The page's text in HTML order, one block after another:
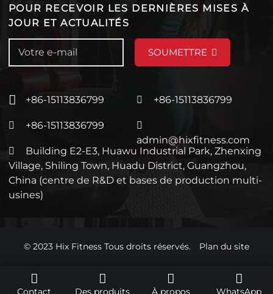
POUR RECEVOIR LES DERNIÈRES MISES À
JOUR ET ACTUALITÉS
SOUMETTRE
+86-15113836799 +86-15113836799
+86-15113836799
admin@hixfitness.com
Building E2-E3, Huawu Industrial Park, Zhenxing
Village, Shiling Town, Huadu District, Guangzhou,
China (centre de R&D et bases de production multi-
usines)
© 2023 Hix Fitness Tous droits réservés. Plan du site
Contact Des produits À propos WhatsApp